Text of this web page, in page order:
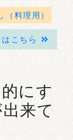
（料理用）
こちら
にす
来て